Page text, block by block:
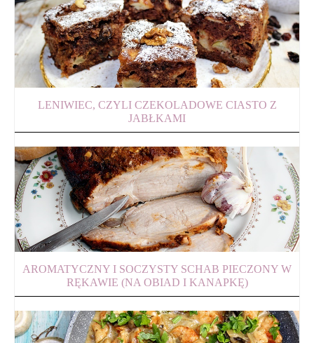
LENIWIEC, CZYLI CZEKOLADOWE CIASTO Z
JABŁKAMI
AROMATYCZNY I SOCZYSTY SCHAB PIECZONY W
RĘKAWIE (NA OBIAD I KANAPKĘ)